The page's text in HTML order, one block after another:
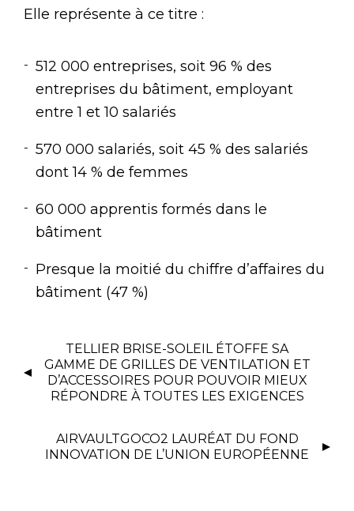
Elle représente à ce titre :
512 000 entreprises, soit 96 % des
entreprises du bâtiment, employant
entre 1 et 10 salariés
570 000 salariés, soit 45 % des salariés
dont 14 % de femmes
60 000 apprentis formés dans le
bâtiment
Presque la moitié du chiffre d’affaires du
bâtiment (47 %)
TELLIER BRISE-SOLEIL ÉTOFFE SA
GAMME DE GRILLES DE VENTILATION ET
D’ACCESSOIRES POUR POUVOIR MIEUX
RÉPONDRE À TOUTES LES EXIGENCES
AIRVAULTGOCO2 LAURÉAT DU FOND
INNOVATION DE L’UNION EUROPÉENNE